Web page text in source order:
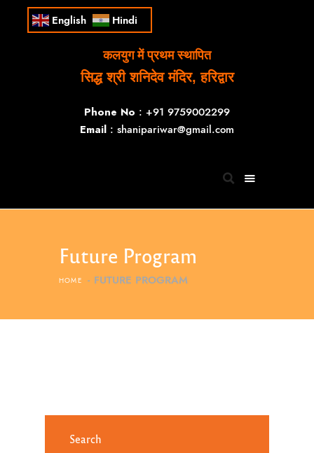
English Hindi
कलयुग में प्रथम स्थापित
सिद्ध श्री शनिदेव मंदिर, हरिद्वार
Phone No : +91 9759002299
Email : shanipariwar@gmail.com
Future Program
HOME FUTURE PROGRAM
Search